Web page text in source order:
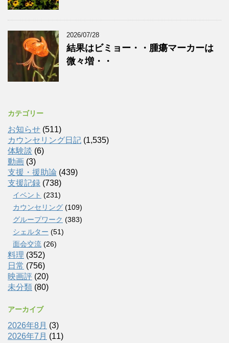
2026/07/28
結果はビミョー・・腫瘍マーカーは
微々増・・
カテゴリー
お知らせ (511)
カウンセリング日記 (1,535)
体験談 (6)
動画 (3)
支援・援助論 (439)
支援記録 (738)
イベント (231)
カウンセリング (109)
グループワーク (383)
シェルター (51)
面会交流 (26)
料理 (352)
日常 (756)
映画評 (20)
未分類 (80)
アーカイブ
2026年8月 (3)
2026年7月 (11)